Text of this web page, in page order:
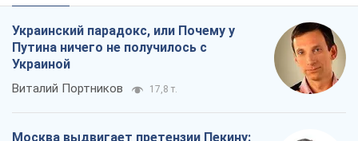
Украинский парадокс, или Почему у
Путина ничего не получилось с
Украиной
Виталий Портников 17,8 т.
Москва выдвигает претензии Пекину: